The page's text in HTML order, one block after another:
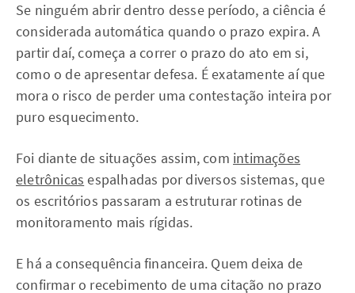
Se ninguém abrir dentro desse período, a ciência é
considerada automática quando o prazo expira. A
partir daí, começa a correr o prazo do ato em si,
como o de apresentar defesa. É exatamente aí que
mora o risco de perder uma contestação inteira por
puro esquecimento.
Foi diante de situações assim, com intimações
eletrônicas espalhadas por diversos sistemas, que
os escritórios passaram a estruturar rotinas de
monitoramento mais rígidas.
E há a consequência financeira. Quem deixa de
confirmar o recebimento de uma citação no prazo